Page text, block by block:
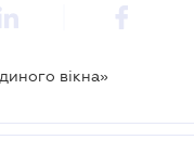
вікна»